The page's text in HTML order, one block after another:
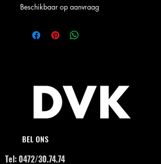
Beschikbaar op aanvraag
BEL ONS
Tel: 0472/30.74.74